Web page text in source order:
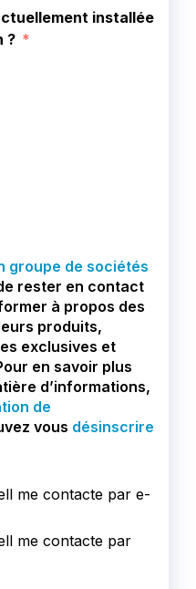
installée
?
groupe de sociétés
rester en contact
à propos des
produits,
exclusives et
en savoir plus
d’informations,
de
vous désinscrire
me contacte par e-
me contacte par